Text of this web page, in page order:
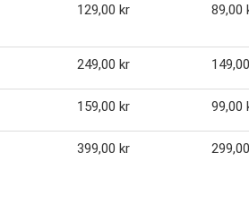
129,00 kr 89,00
249,00 kr
159,00 kr 99,00
399,00 kr